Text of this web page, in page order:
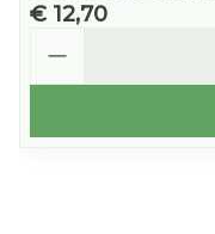
€ 12,70